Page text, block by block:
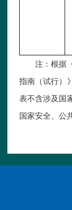
注：根据
指南（试行）
表不含涉及国
国家安全、公